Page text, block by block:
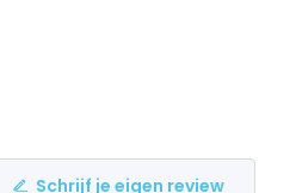
Schrijf je eigen review